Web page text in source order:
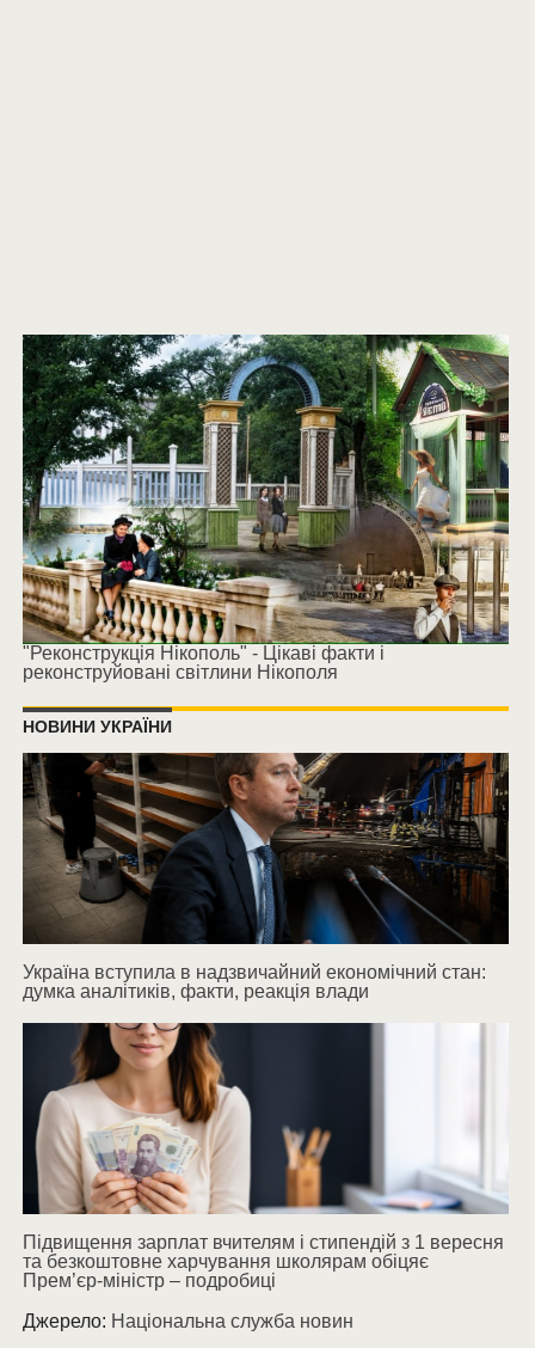
"Реконструкція Нікополь" - Цікаві факти і
реконструйовані світлини Нікополя
НОВИНИ УКРАЇНИ
Україна вступила в надзвичайний економічний стан:
думка аналітиків, факти, реакція влади
Підвищення зарплат вчителям і стипендій з 1 вересня
та безкоштовне харчування школярам обіцяє
Прем’єр-міністр – подробиці
Джерело: Національна служба новин